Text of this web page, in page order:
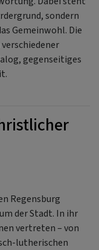
sondern
Gemeinwohl. Die
gegenseitiges
Regensburg
der Stadt. In ihr
vertreten – von
lutherischen